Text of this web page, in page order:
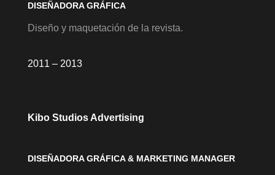
DISEÑADORA GRÁFICA
Diseño y maquetación de la revista.
2011 – 2013
Kibo Studios Advertising
DISEÑADORA GRÁFICA & MARKETING MANAGER